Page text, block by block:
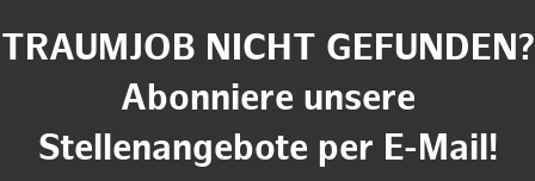
TRAUMJOB NICHT GEFUNDEN?
Abonniere unsere
Stellenangebote per E-Mail!